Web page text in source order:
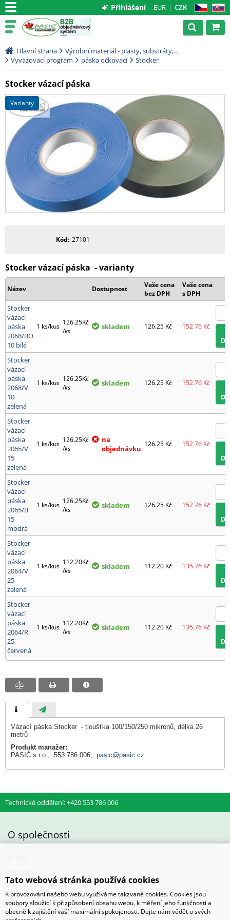
CZ SK
EUR CZK
Přihlášení
Hlavní strana
Výrobní materiál - plasty, substráty,...
Vyvazovací program
páska očkovací Stocker
Stocker vázací páska
varianty
Kód 27101
Stocker vázací páska - varianty
Název Dostupnost
Vaše cena
bez DPH
Vaše cena
s DPH
Stocker
vázací
páska
2068/BO
10 bílá
1 ks/kus 126.25Kč
/ks skladem 126.25 Kč 152.76 Kč
Stocker
vázací
páska
2068/V
10
zelená
1 ks/kus 126.25Kč
/ks skladem 126.25 Kč 152.76 Kč
Stocker
vázací
páska
2065/V
15
zelená
1 ks/kus 126.25Kč
/ks
na
objednávku
126.25 Kč 152.76 Kč
Stocker
vázací
páska
2065/B
15
modrá
1 ks/kus 126.25Kč
/ks skladem 126.25 Kč 152.76 Kč
Stocker
vázací
páska
2064/V
25
zelená
1 ks/kus 112.20Kč
/ks skladem 112.20 Kč 135.76 Kč
Stocker
vázací
páska
2064/R
25
červená
1 ks/kus 112.20Kč
/ks skladem 112.20 Kč 135.76 Kč
Vázací páska Stocker - tloušťka 100/150/250 mikronů, délka 26
metrů
Produkt manažer:
PASIČ s.r.o., 553 786 006, pasic@pasic.cz
Technické oddělení: +420 553 786 006
O společnosti
Jak nakupovat
Tato webová stránka používá cookies
K provozování našeho webu využíváme takzvané cookies. Cookies jsou
soubory sloužící k přizpůsobení obsahu webu, k měření jeho funkčnosti a
obecně k zajištění vaší maximální spokojenosti. Dejte nám vědět o svých